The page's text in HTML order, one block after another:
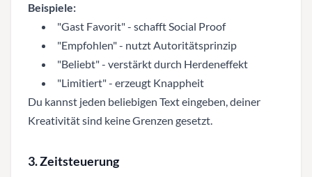
Beispiele:
"Gast Favorit" - schafft Social Proof
"Empfohlen" - nutzt Autoritätsprinzip
"Beliebt" - verstärkt durch Herdeneffekt
"Limitiert" - erzeugt Knappheit
Du kannst jeden beliebigen Text eingeben, deiner
Kreativität sind keine Grenzen gesetzt.
3. Zeitsteuerung